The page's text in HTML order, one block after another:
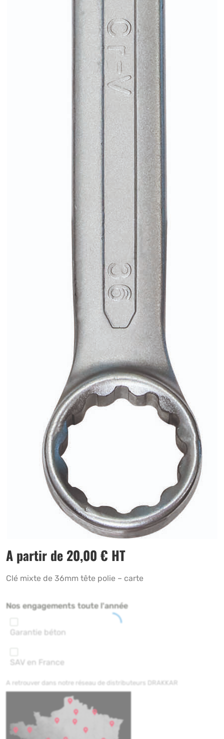
A partir de 20,00 € HT
Clé mixte de 36mm tête polie – carte
Nos engagements toute l'année
Garantie béton
SAV en France
A retrouver dans notre réseau de distributeurs DRAKKAR